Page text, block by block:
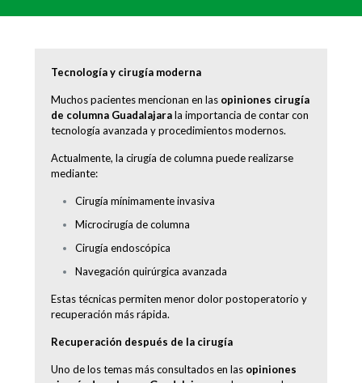
Tecnología y cirugía moderna
Muchos pacientes mencionan en las opiniones cirugía
de columna Guadalajarala importancia de contar con
tecnología avanzada y procedimientos modernos.
Actualmente, la cirugía de columna puede realizarse
mediante:
Cirugía mínimamente invasiva
Microcirugía de columna
Cirugía endoscópica
Navegación quirúrgica avanzada
Estas técnicas permiten menor dolor postoperatorio y
recuperación más rápida.
Recuperación después de la cirugía
Uno de los temas más consultados en las opiniones